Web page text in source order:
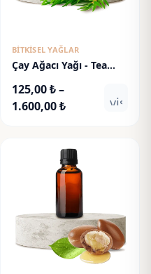
BITKISEL YAĞLAR
Çay Ağacı Yağı - Tea
125,00₺–
1.600,00₺Fiyat
-
1.600,00 ₺